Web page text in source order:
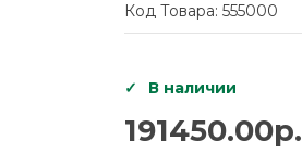
Код Товара: 555000
В наличии
191450.00р.